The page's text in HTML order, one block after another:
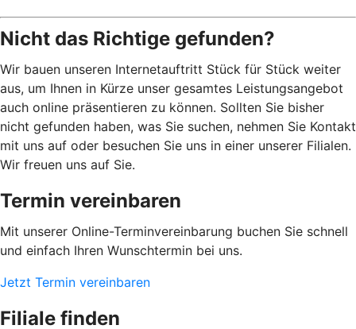
Nicht das Richtige gefunden?
Wir bauen unseren Internetauftritt Stück für Stück weiter
aus, um Ihnen in Kürze unser gesamtes Leistungsangebot
auch online präsentieren zu können. Sollten Sie bisher
nicht gefunden haben, was Sie suchen, nehmen Sie Kontakt
mit uns auf oder besuchen Sie uns in einer unserer Filialen.
Wir freuen uns auf Sie.
Termin vereinbaren
Mit unserer Online-Terminvereinbarung buchen Sie schnell
und einfach Ihren Wunschtermin bei uns.
Jetzt Termin vereinbaren
Filiale finden